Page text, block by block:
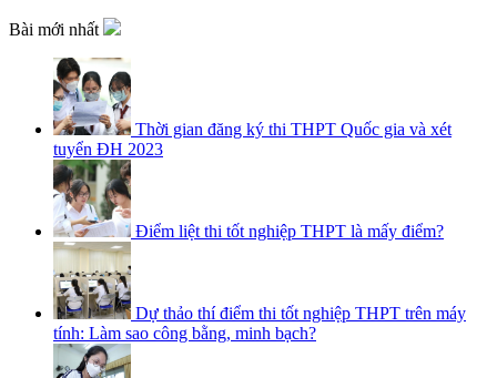
Bài mới nhất
Thời gian đăng ký thi THPT Quốc gia và xét
tuyển ĐH 2023
Điểm liệt thi tốt nghiệp THPT là mấy điểm?
Dự thảo thí điểm thi tốt nghiệp THPT trên máy
tính: Làm sao công bằng, minh bạch?